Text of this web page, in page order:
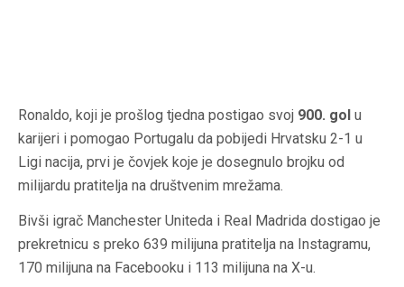
Ronaldo, koji je prošlog tjedna postigao svoj 900. gol u
karijeri i pomogao Portugalu da pobijedi Hrvatsku 2-1 u
Ligi nacija, prvi je čovjek koje je dosegnulo brojku od
milijardu pratitelja na društvenim mrežama.
Bivši igrač Manchester Uniteda i Real Madrida dostigao je
prekretnicu s preko 639 milijuna pratitelja na Instagramu,
170 milijuna na Facebooku i 113 milijuna na X-u.